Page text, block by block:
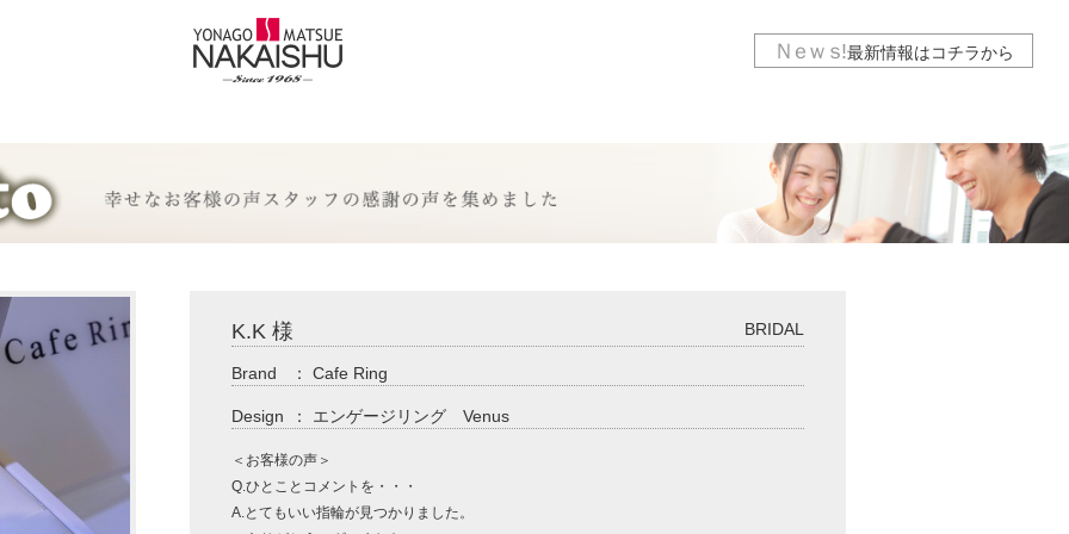
Ｎｅｗｓ!最新情報はコチラから
K.K 様 BRIDAL
Brand ： Cafe Ring
Design ： エンゲージリング Venus
＜お客様の声＞
Q.ひとことコメントを・・・
A.とてもいい指輪が見つかりました。